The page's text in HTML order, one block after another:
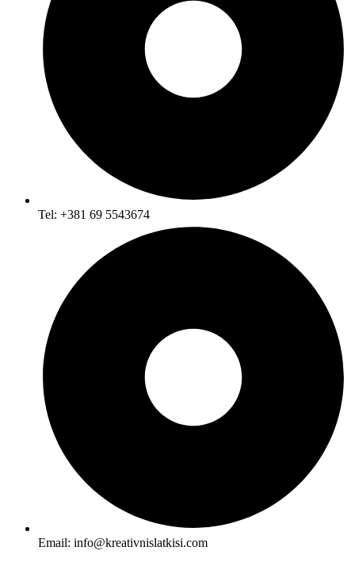
Tel: +381 69 5543674
Email: info@kreativnislatkisi.com